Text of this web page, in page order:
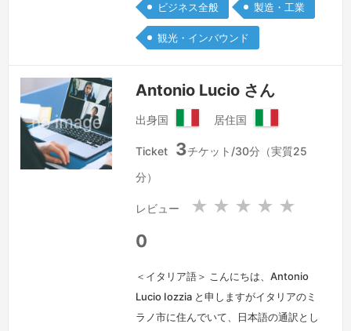
どを日本語、ドイツ語、英語で通訳いた
します。自動車・エレクトロニクス業
界、医療・製薬・医薬部外品・食料品・
の経…続きを見る »
ビジネス全般 製造・工業
観光・インバウンド
Antonio Lucio さん
出身国
タ
共
居住国
タ
共
Ticket 3チケット/30分（実質25
分）
レビュー ★ ★ ★ ★ ★
0
＜イタリア語＞ こんにちは、Antonio
Lucio Iozzia と申しますがイタリアのミ
ラノ市に住んでいて、日本語の通訳とし